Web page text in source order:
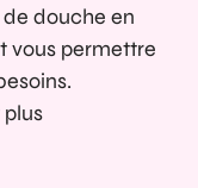
douche en
vous permettre